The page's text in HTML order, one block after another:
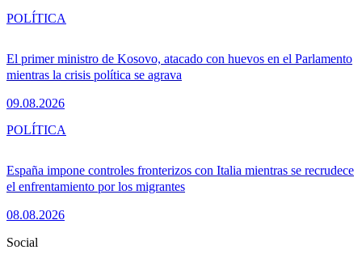
El primer ministro de Kosovo, atacado con huevos en el Parlamento
mientras la crisis política se agrava
09.08.2026
POLÍTICA
España impone controles fronterizos con Italia mientras se recrudece
el enfrentamiento por los migrantes
08.08.2026
POLÍTICA
Social